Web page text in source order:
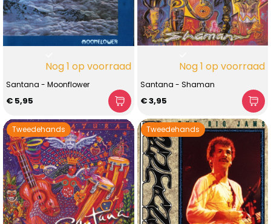
Nog 1 op voorraad
Santana - Moonflower
€ 5,95
Nog 1 op voorraad
Santana - Shaman
€ 3,95
Tweedehands Tweedehands